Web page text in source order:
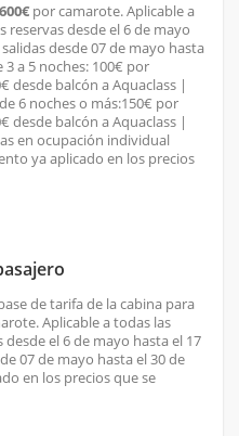
por camarote. Aplicable a
reservas desde el 6 de mayo
desde 07 de mayo hasta
3 a 5 noches: 100€ por
balcón a Aquaclass |
6 noches o más:150€ por
balcón a Aquaclass |
en ocupación individual
ya aplicado en los precios
de tarifa de la cabina para
Aplicable a todas las
el 6 de mayo hasta el 17
07 de mayo hasta el 30 de
en los precios que se